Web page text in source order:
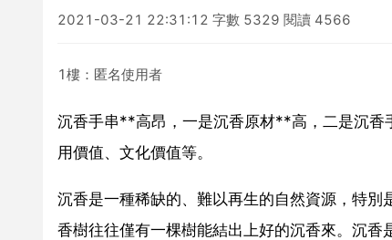
2021-03-21 22:31:12 字數 5329 閱讀 4566
1樓：匿名使用者
沉香手串**高昂，一是沉香原材**高，二是沉香
用價值、文化價值等。
沉香是一種稀缺的、難以再生的自然資源，特
香樹往往僅有一棵樹能結出上好的沉香來。沉